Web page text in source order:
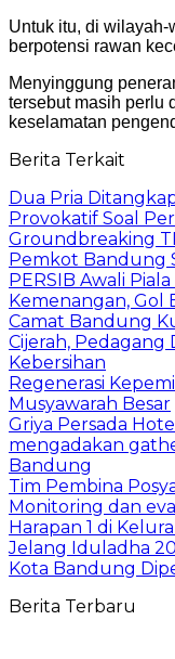
Untuk itu, di
berpotensi rawan
Menyinggung
tersebut masih perlu
keselamatan
Berita Terkait
Dua Pria
Provokatif Soal
Groundbreaking
Pemkot Bandung
PERSIB Awali
Kemenangan, Gol
Camat Bandung
Cijerah,
Kebersihan
​Regenerasi
Musyawarah Besar
Griya Persada
mengadakan
Bandung
Tim Pembina
Monitoring dan
Harapan 1 di
Jelang Iduladha
Kota Bandung
Berita Terbaru